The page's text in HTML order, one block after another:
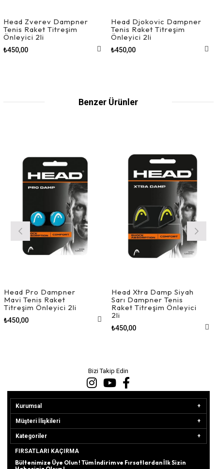
Head Zverev Dampner
Tenis Raket Titreşim
Önleyici 2li
₺450,00
Head Djokovic Dampner
Tenis Raket Titreşim
Önleyici 2li
₺450,00
Benzer Ürünler
Head Pro Dampner
Mavi Tenis Raket
Titreşim Önleyici 2li
₺450,00
Head Xtra Damp Siyah
Sarı Dampner Tenis
Raket Titreşim Önleyici
2li
₺450,00
Bizi Takip Edin
Kurumsal
Müşteri İlişkileri
Kategoriler
FIRSATLARI KAÇIRMA
Bültenimize Üye Olun ! Tüm İndirim ve Fırsatlardan İlk Sizin